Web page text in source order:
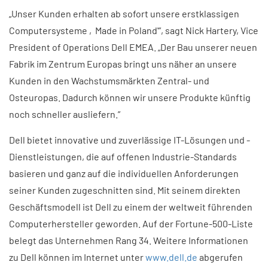
„Unser Kunden erhalten ab sofort unsere erstklassigen
Computersysteme ‚Made in Poland'”, sagt Nick Hartery, Vice
President of Operations Dell EMEA. „Der Bau unserer neuen
Fabrik im Zentrum Europas bringt uns näher an unsere
Kunden in den Wachstumsmärkten Zentral- und
Osteuropas. Dadurch können wir unsere Produkte künftig
noch schneller ausliefern.”
Dell bietet innovative und zuverlässige IT-Lösungen und -
Dienstleistungen, die auf offenen Industrie-Standards
basieren und ganz auf die individuellen Anforderungen
seiner Kunden zugeschnitten sind. Mit seinem direkten
Geschäftsmodell ist Dell zu einem der weltweit führenden
Computerhersteller geworden. Auf der Fortune-500-Liste
belegt das Unternehmen Rang 34. Weitere Informationen
zu Dell können im Internet unterwww.dell.de abgerufen